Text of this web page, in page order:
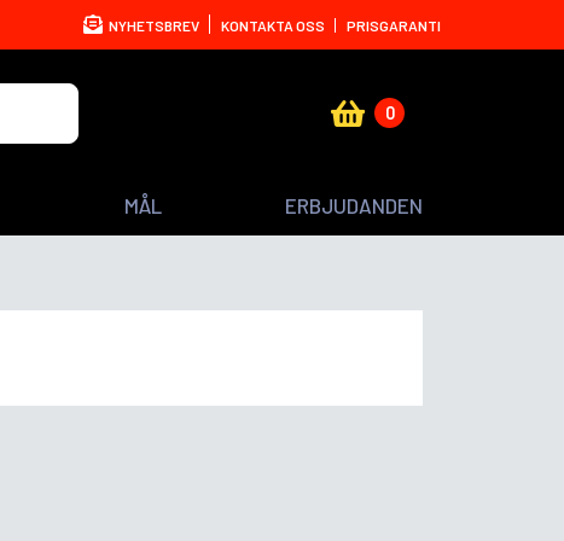
NYHETSBREV KONTAKTA OSS PRISGARANTI
0
MÅL ERBJUDANDEN